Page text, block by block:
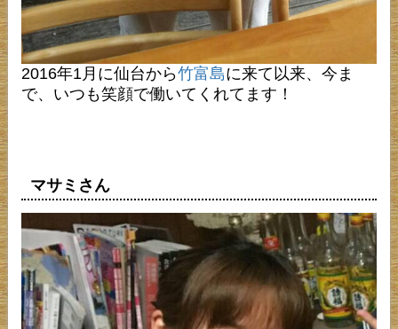
2016年1月に仙台から竹富島に来て以来、今ま
で、いつも笑顔で働いてくれてます！
マサミさん